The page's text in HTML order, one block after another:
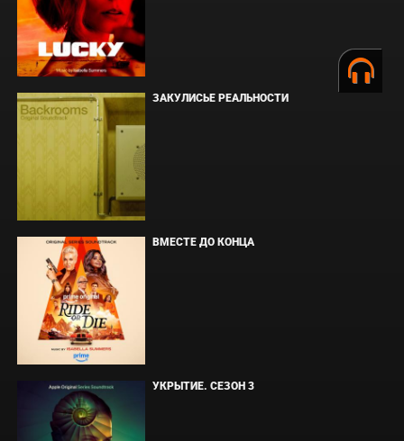
ЗАКУЛИСЬЕ РЕАЛЬНОСТИ
ВМЕСТЕ ДО КОНЦА
УКРЫТИЕ. СЕЗОН 3